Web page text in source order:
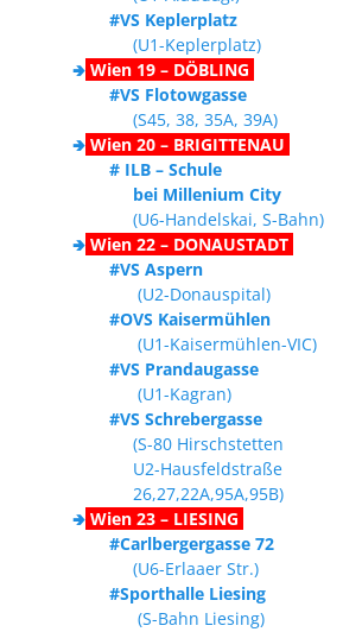
#VS Keplerplatz
(U1-Keplerplatz)
🢂 Wien 19 – DÖBLING
#VS Flotowgasse
(S45, 38, 35A, 39A)
🢂 Wien 20 – BRIGITTENAU
# ILB – Schule
bei Millenium City
(U6-Handelskai, S-Bahn)
🢂 Wien 22 – DONAUSTADT
#VS Aspern
(U2-Donauspital)
#OVS Kaisermühlen
(U1-Kaisermühlen-VIC)
#VS Prandaugasse
(U1-Kagran)
#VS Schrebergasse
(S-80 Hirschstetten
U2-Hausfeldstraße
26,27,22A,95A,95B)
🢂 Wien 23 – LIESING
#Carlbergergasse 72
(U6-Erlaaer Str.)
#Sporthalle Liesing
(S-Bahn Liesing)